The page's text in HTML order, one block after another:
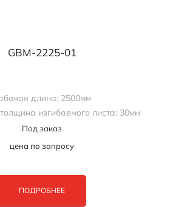
GBM-2225-01
длина: 2500мм
изгибаемого листа: 30мм
Под заказ
цена по запросу
ПОДРОБНЕЕ